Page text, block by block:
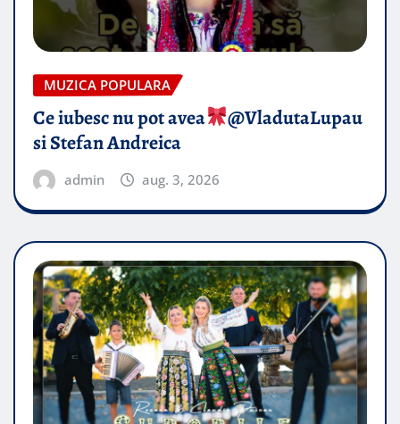
MUZICA POPULARA
Ce iubesc nu pot avea
​@VladutaLupau
si Stefan Andreica
admin aug. 3, 2026